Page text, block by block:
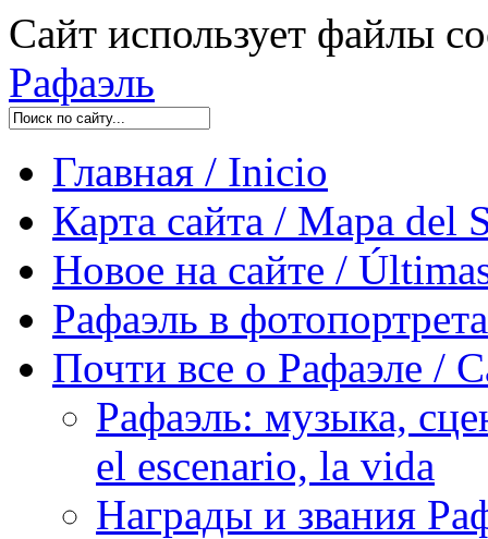
Сайт использует файлы
Рафаэль
Главная / Inicio
Карта сайта / Mapa del
Новое на сайте /
Рафаэль в
Почти все о Рафаэле /
Рафаэль: музыка,
el escenario, la vida
Награды и звания